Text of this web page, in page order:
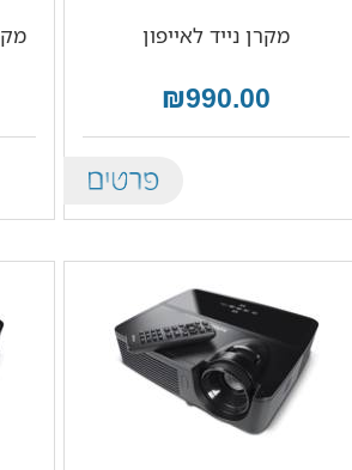
מקרן נייד לאייפון
₪990.00
Details